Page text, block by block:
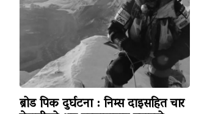
ब्रोड पिक दुर्घटना : निम्स दाइसहित चार